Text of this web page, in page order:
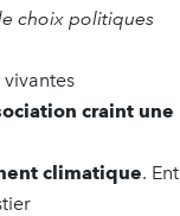
choix politiques
craint
climatique.